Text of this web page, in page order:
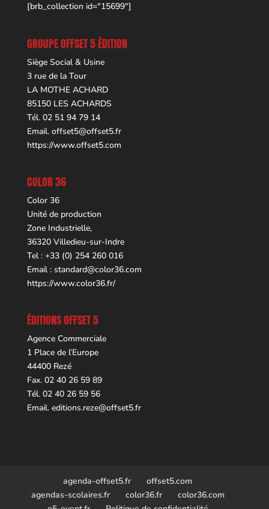
[brb_collection id="15699"]
GROUPE OFFSET 5 ÉDITION
Siège Social & Usine
3 rue de la Tour
LA MOTHE ACHARD
85150 LES ACHARDS
Tél. 02 51 94 79 14
Email. offset5@offset5.fr
https://www.offset5.com
COLOR 36
Color 36
Unité de production
Zone Industrielle,
36320 Villedieu-sur-Indre
Tel : +33 (0) 254 260 016
Email : standard@color36.com
https://www.color36.fr/
ÉDITIONS OFFSET 5
Agence Commerciale
1 Place de l’Europe
44400 Rezé
Fax. 02 40 26 59 89
Tél. 02 40 26 59 56
Email. editions.reze@offset5.fr
agenda-offset5.fr
offset5.com
agendas-scolaires.fr
color36.fr
color36.com